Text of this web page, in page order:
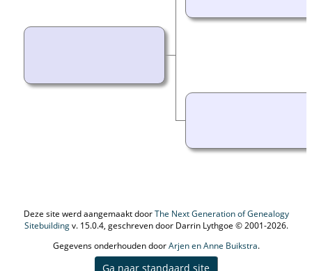
Deze site werd aangemaakt doorThe Next Generation of Genealogy
Sitebuildingv. 15.0.4, geschreven door Darrin Lythgoe © 2001-2026.
Gegevens onderhouden doorArjen en Anne Buikstra.
Ga naar standaard site